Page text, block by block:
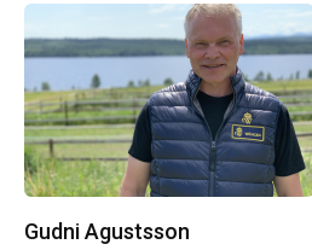
Gudni Agustsson